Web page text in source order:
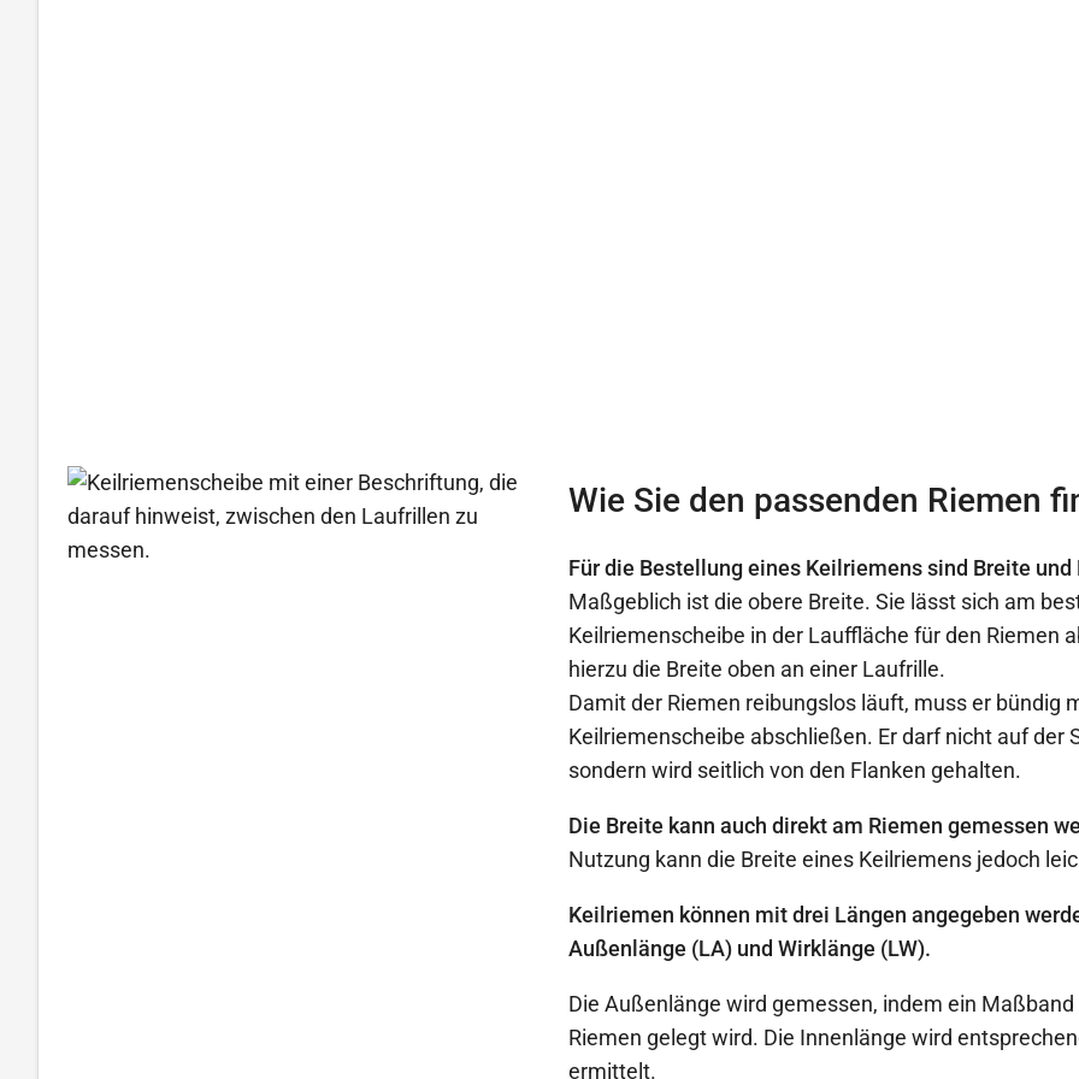
Wie Sie den passenden Riemen
Für die Bestellung eines Keilriemens sind Breite
Maßgeblich ist die obere Breite. Sie lässt sich am
Keilriemenscheibe in der Lauffläche für den Riemen
hierzu die Breite oben an einer Laufrille.
Damit der Riemen reibungslos läuft, muss er bündig
Keilriemenscheibe abschließen. Er darf nicht auf der
sondern wird seitlich von den Flanken gehalten.
Die Breite kann auch direkt am Riemen gemessen
Nutzung kann die Breite eines Keilriemens jedoch
Keilriemen können mit drei Längen angegeben
Außenlänge (LA) und Wirklänge (LW).
Die Außenlänge wird gemessen, indem ein
Riemen gelegt wird. Die Innenlänge wird
ermittelt.